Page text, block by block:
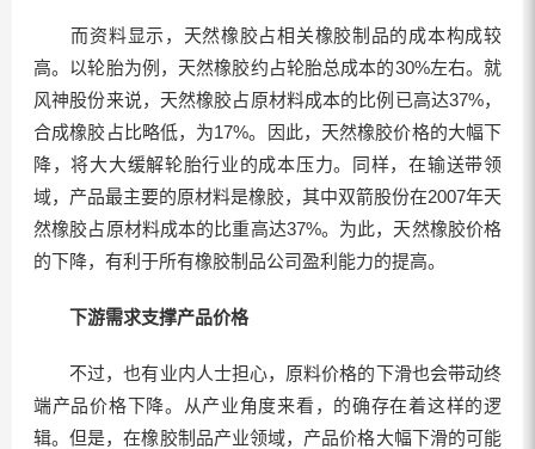
而资料显示，天然橡胶占相关橡胶制品的成本构成较
高。以轮胎为例，天然橡胶约占轮胎总成本的30%左右。就
风神股份来说，天然橡胶占原材料成本的比例已高达37%，
合成橡胶占比略低，为17%。因此，天然橡胶价格的大幅下
降，将大大缓解轮胎行业的成本压力。同样，在输送带领
域，产品最主要的原材料是橡胶，其中双箭股份在2007年天
然橡胶占原材料成本的比重高达37%。为此，天然橡胶价格
的下降，有利于所有橡胶制品公司盈利能力的提高。
下游需求支撑产品价格
不过，也有业内人士担心，原料价格的下滑也会带动终
端产品价格下降。从产业角度来看，的确存在着这样的逻
辑。但是，在橡胶制品产业领域，产品价格大幅下滑的可能